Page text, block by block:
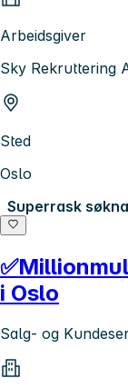
Arbeidsgiver
Sky Rekruttering
Sted
Oslo
Superrask
i Oslo
Salg- og